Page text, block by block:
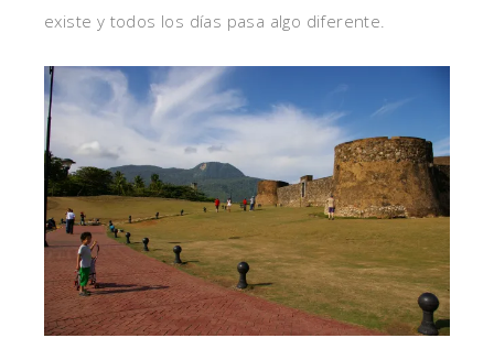
existe y todos los días pasa algo diferente.